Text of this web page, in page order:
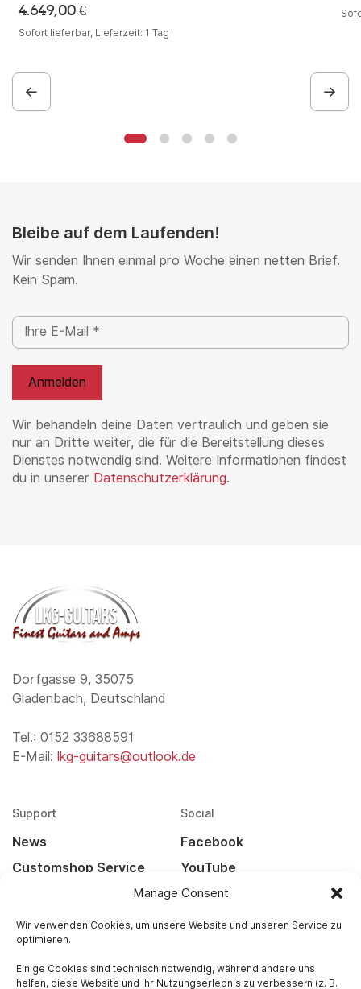
Manage Consent
Wir verwenden Cookies, um unsere Website und unseren Service zu
optimieren.
Einige Cookies sind technisch notwendig, während andere uns
helfen, diese Website und Ihr Nutzungserlebnis zu verbessern (z. B.
4.649,00€
Sofort lieferbar, Lieferzeit: 1 Tag
Bleibe auf dem Laufenden!
Wir senden Ihnen einmal pro Woche einen netten Brief.
Kein Spam.
Wir behandeln deine Daten vertraulich und geben sie
nur an Dritte weiter, die für die Bereitstellung dieses
Dienstes notwendig sind. Weitere Informationen findest
du in unserer Datenschutzerklärung.
Dorfgasse 9, 35075
Gladenbach, Deutschland
Tel.: 0152 33688591
E-Mail: lkg-guitars@outlook.de
Support
News
Customshop Service
Widerrufsbelehrung
Versandarten
Social
Facebook
YouTube
Instagram